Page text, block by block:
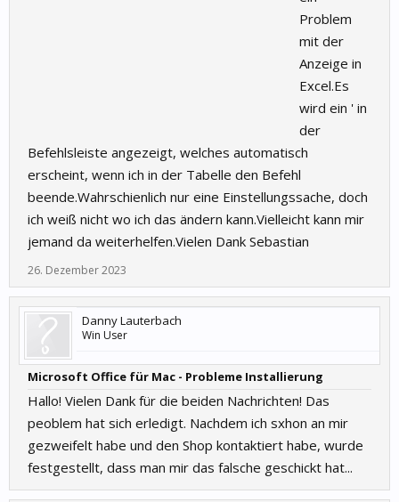
Problem
mit der
Anzeige in
Excel.Es
wird ein ' in
der
Befehlsleiste angezeigt, welches automatisch
erscheint, wenn ich in der Tabelle den Befehl
beende.Wahrschienlich nur eine Einstellungssache, doch
ich weiß nicht wo ich das ändern kann.Vielleicht kann mir
jemand da weiterhelfen.Vielen Dank Sebastian
26. Dezember 2023
Danny Lauterbach
Win User
Microsoft Office für Mac - Probleme Installierung
Hallo! Vielen Dank für die beiden Nachrichten! Das
peoblem hat sich erledigt. Nachdem ich sxhon an mir
gezweifelt habe und den Shop kontaktiert habe, wurde
festgestellt, dass man mir das falsche geschickt hat...